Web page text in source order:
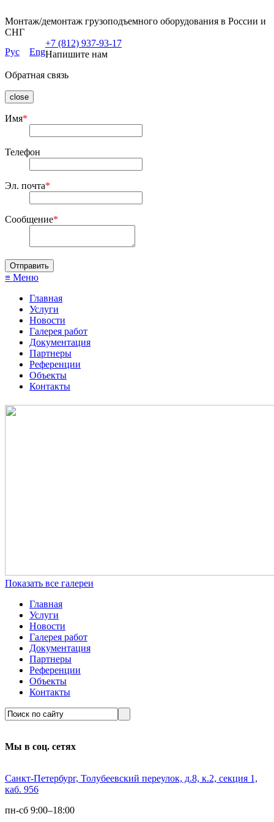
Монтаж/демонтаж грузоподъемного оборудования в России и
СНГ
Рус
Eng
+7 (812) 937-93-17
Напишите нам
Обратная связь
close
Имя*
Телефон
Эл. почта*
Сообщение*
≡ Меню
Главная
Услуги
Новости
Галерея работ
Документация
Партнеры
Референции
Объекты
Контакты
Показать все галереи
Главная
Услуги
Новости
Галерея работ
Документация
Партнеры
Референции
Объекты
Контакты
Мы в соц. сетях
Санкт-Петербург, Толубеевский переулок, д.8, к.2, секция 1,
каб. 956
пн-сб 9:00–18:00